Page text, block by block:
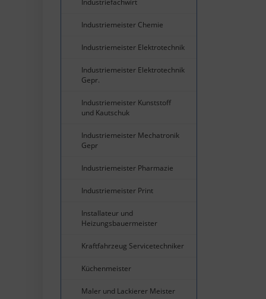
Industriefachwirt
Industriemeister Chemie
Industriemeister Elektrotechnik
Industriemeister Elektrotechnik
Gepr.
Industriemeister Kunststoff
und Kautschuk
Industriemeister Mechatronik
Gepr
Industriemeister Pharmazie
Industriemeister Print
Installateur und
Heizungsbauermeister
Kraftfahrzeug Servicetechniker
Küchenmeister
Maler und Lackierer Meister